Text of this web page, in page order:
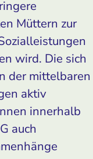
Müttern zur
wird. Die sich
der mittelbaren
aktiv
innerhalb
auch